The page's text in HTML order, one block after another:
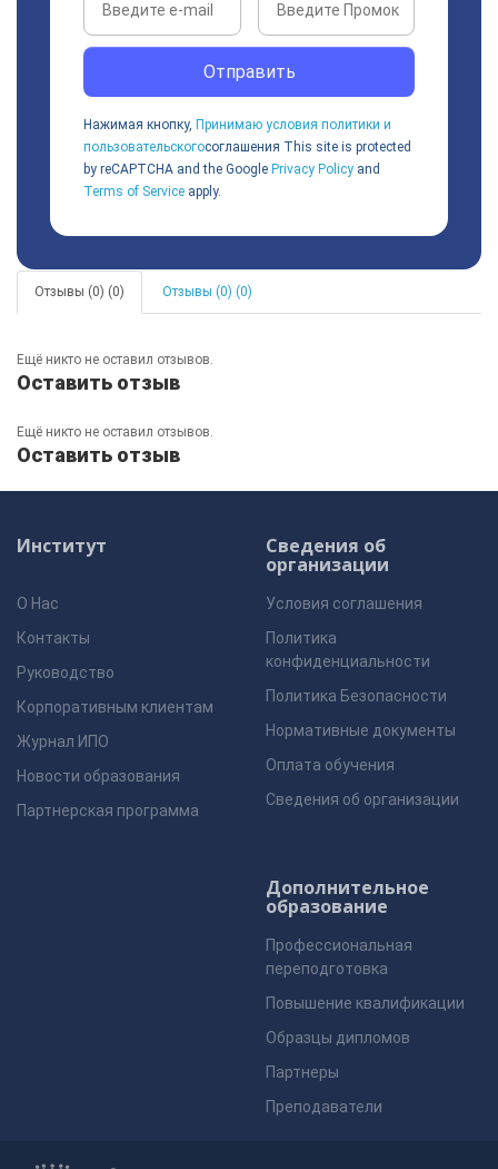
Отправить
Нажимая кнопку, Принимаю условия политики и
пользовательскогосоглашения This site is protected
by reCAPTCHA and the Google Privacy Policy and
Terms of Service apply.
Отзывы (0) (0) Отзывы (0) (0)
Ещё никто не оставил отзывов.
Оставить отзыв
Ещё никто не оставил отзывов.
Оставить отзыв
Институт
О Нас
Контакты
Руководство
Корпоративным клиентам
Журнал ИПО
Новости образования
Партнерская программа
Сведения об
организации
Условия соглашения
Политика
конфиденциальности
Политика Безопасности
Нормативные документы
Оплата обучения
Сведения об организации
Дополнительное
образование
Профессиональная
переподготовка
Повышение квалификации
Образцы дипломов
Партнеры
Преподаватели